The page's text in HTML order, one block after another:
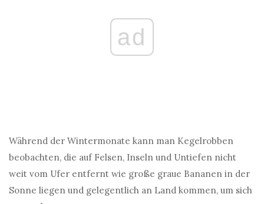
ad
Während der Wintermonate kann man Kegelrobben
beobachten, die auf Felsen, Inseln und Untiefen nicht
weit vom Ufer entfernt wie große graue Bananen in der
Sonne liegen und gelegentlich an Land kommen, um sich